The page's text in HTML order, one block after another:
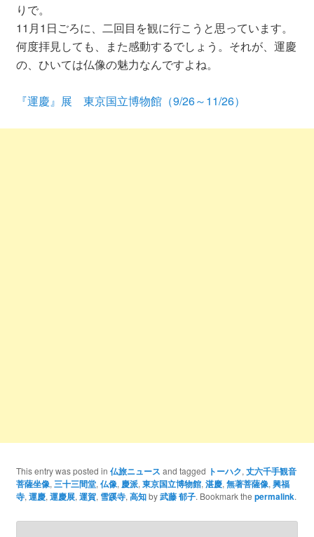
りで。
11月1日ごろに、二回目を観に行こうと思っています。
何度拝見しても、また感動するでしょう。それが、運慶
の、ひいては仏像の魅力なんですよね。
『運慶』展 東京国立博物館（9/26～11/26）
This entry was posted in 仏旅ニュース and tagged トーハク, 丈六千手観音
菩薩坐像, 三十三間堂, 仏像, 慶派, 東京国立博物館, 湛慶, 無著菩薩像, 興福
寺, 運慶, 運慶展, 運賀, 雪蹊寺, 高知by武藤 郁子. Bookmark the permalink.